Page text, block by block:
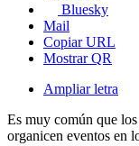
Bluesky
Mail
Copiar URL
Mostrar QR
Ampliar letra
Es muy común que
organicen eventos en